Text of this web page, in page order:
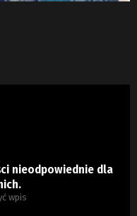
nieodpowiednie dla
wpis